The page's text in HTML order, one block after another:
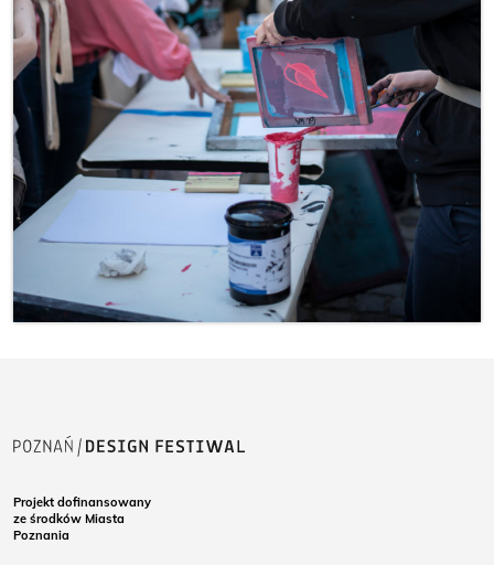
Projekt dofinansowany
ze środków Miasta
Poznania